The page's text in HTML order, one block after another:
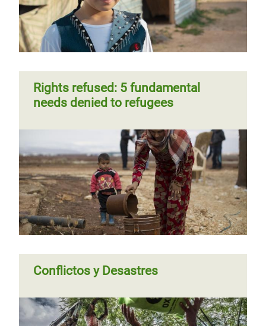
Paginación
Página
anterior
‹‹ Página 8Siguiente
página
››
Rights refused: 5 fundamental
needs denied to refugees
Conflictos y Desastres